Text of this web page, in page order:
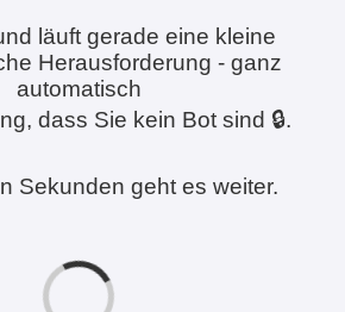
läuft gerade eine kleine
Herausforderung - ganz
automatisch
dass Sie kein Bot sind 🔒.
Sekunden geht es weiter.